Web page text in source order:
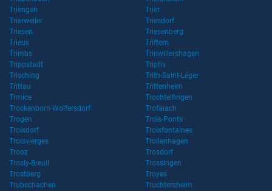
Triengen
Trier
Trierweiler
Triesdorf
Triesen
Triesenberg
Trieux
Triftern
Trimbs
Trinwillershagen
Trippstadt
Triptis
Trisching
Trith-Saint-Léger
Trittau
Trittenheim
Trmice
Trochtelfingen
Trockenborn-Wolfersdorf
Trofaiach
Trogen
Trois-Ponts
Troisdorf
Troisfontaines
Troisvierges
Trollenhagen
Trooz
Trosdorf
Trosly-Breuil
Trossingen
Trostberg
Troyes
Trubschachen
Truchtersheim